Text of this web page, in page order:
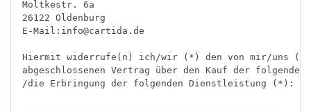
Moltkestr. 6a
26122 Oldenburg
E-Mail:info@cartida.de
Hiermit widerrufe(n) ich/wir (*) den von mir/uns (*)
abgeschlossenen Vertrag über den Kauf der folgenden
/die Erbringung der folgenden Dienstleistung (*):